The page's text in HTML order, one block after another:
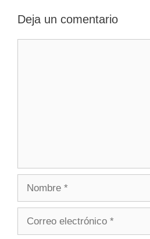
Deja un comentario